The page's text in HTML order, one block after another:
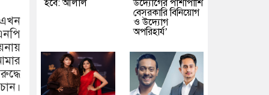
হবে: আলাল
উদ্যোগের পাশাপাশি
বেসরকারি বিনিয়োগ
ও উদ্যোগ
অপরিহার্য’